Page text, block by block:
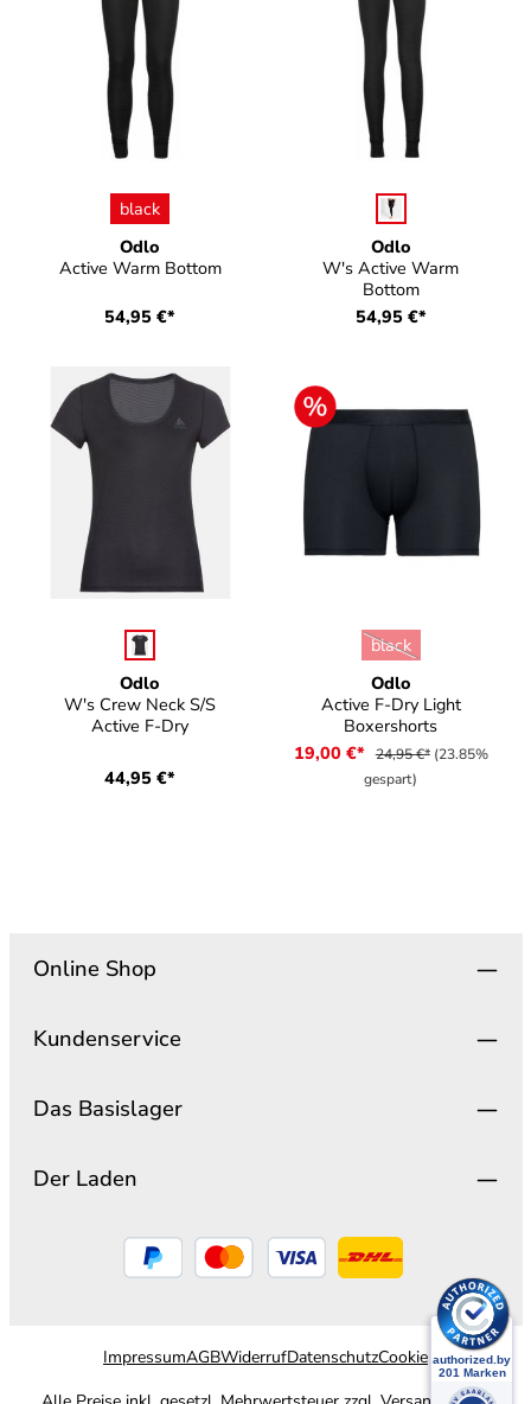
Odlo
Active Warm Bottom
auswählen
black
54,95 €*
Odlo
W's Active Warm
Bottom
auswählen
54,95 €*
Odlo
W's Crew Neck S/S
Active F-Dry
auswählen
44,95 €*
Odlo
Active F-Dry Light
Boxershorts
auswählen
black
(Diese Option ist
19,00 €* 24,95 €* (23.85%
gespart)
Online Shop
Kundenservice
Das Basislager
Der Laden
ImpressumAGBWiderrufDatenschutzCookie